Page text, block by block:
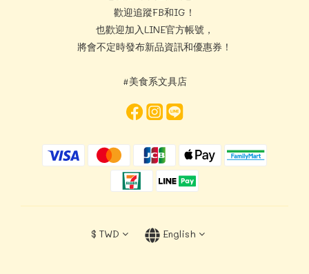
歡迎追蹤FB和IG！
也歡迎加入LINE官方帳號，
將會不定時發布新品資訊和優惠券！
#美食系文具店
$ TWD English